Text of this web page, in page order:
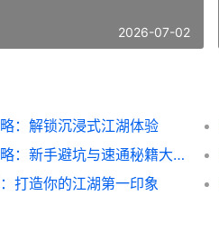
2026-07-02
：解锁沉浸式江湖体验
逆水寒短剧骨科全攻略：新手避坑与速通秘籍大公开
打造你的江湖第一印象